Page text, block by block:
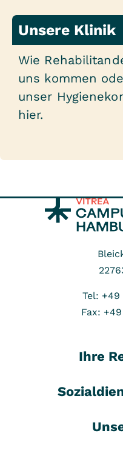
Unsere Klinik
Wie
uns kommen
unser
hier.
Tel:
Fax:
Ihre